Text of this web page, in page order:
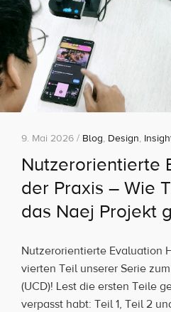
9. Mai 2026 / Blog, Design,
Nutzerorientierte
der Praxis – Wie
das Naej Projekt
Nutzerorientierte Evaluation
vierten Teil unserer Serie
(UCD)! Lest die ersten Teile
verpasst habt: Teil 1, Teil 2